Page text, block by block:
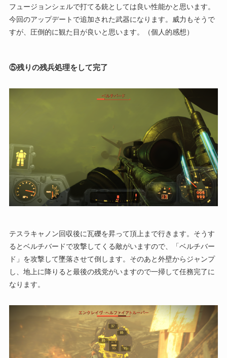
フュージョンシェルで打てる銃としては良い性能かと思います。
今回のアップデートで追加された武器になります。威力もそうで
すが、圧倒的に観た目が良いと思います。（個人的感想）
⑤残りの残兵処理をして完了
テスラキャノン回収後に瓦礫を昇って頂上まで行きます。そうす
るとベルチバードで攻撃してくる敵がいますので、「ベルチバー
ド」を攻撃して墜落させて倒します。そのあと外壁からジャンプ
し、地上に降りると最後の残党がいますので一掃して任務完了に
なります。